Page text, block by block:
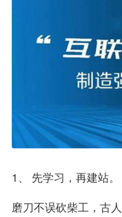
1、 先学习，再建站。
磨刀不误砍柴工，古